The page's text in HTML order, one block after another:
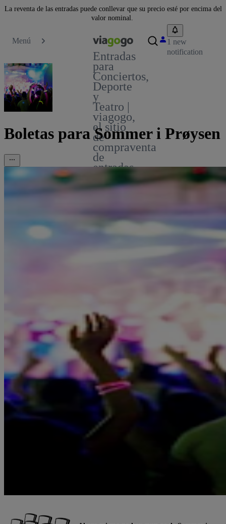
La reventa de las entradas puede conllevar que su precio esté por encima del
valor nominal.
Menú
Entradas
para
Conciertos,
Deporte
y
Teatro |
viagogo,
el sitio
de
compraventa
de
entradas
1 new
notification
Boletas para Sommer i Prøysen